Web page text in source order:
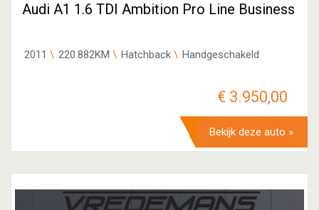
Audi A1 1.6 TDI Ambition Pro Line Business
2011 220.882KM Hatchback Handgeschakeld
€ 3.950,00
Bekijk deze auto »